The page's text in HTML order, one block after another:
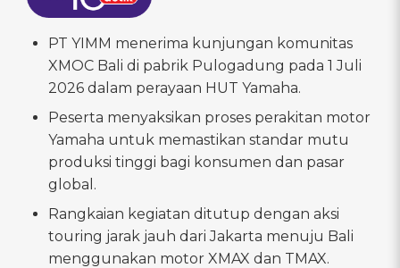
PT YIMM menerima kunjungan komunitas
XMOC Bali di pabrik Pulogadung pada 1 Juli
2026 dalam perayaan HUT Yamaha.
Peserta menyaksikan proses perakitan motor
Yamaha untuk memastikan standar mutu
produksi tinggi bagi konsumen dan pasar
global.
Rangkaian kegiatan ditutup dengan aksi
touring jarak jauh dari Jakarta menuju Bali
menggunakan motor XMAX dan TMAX.